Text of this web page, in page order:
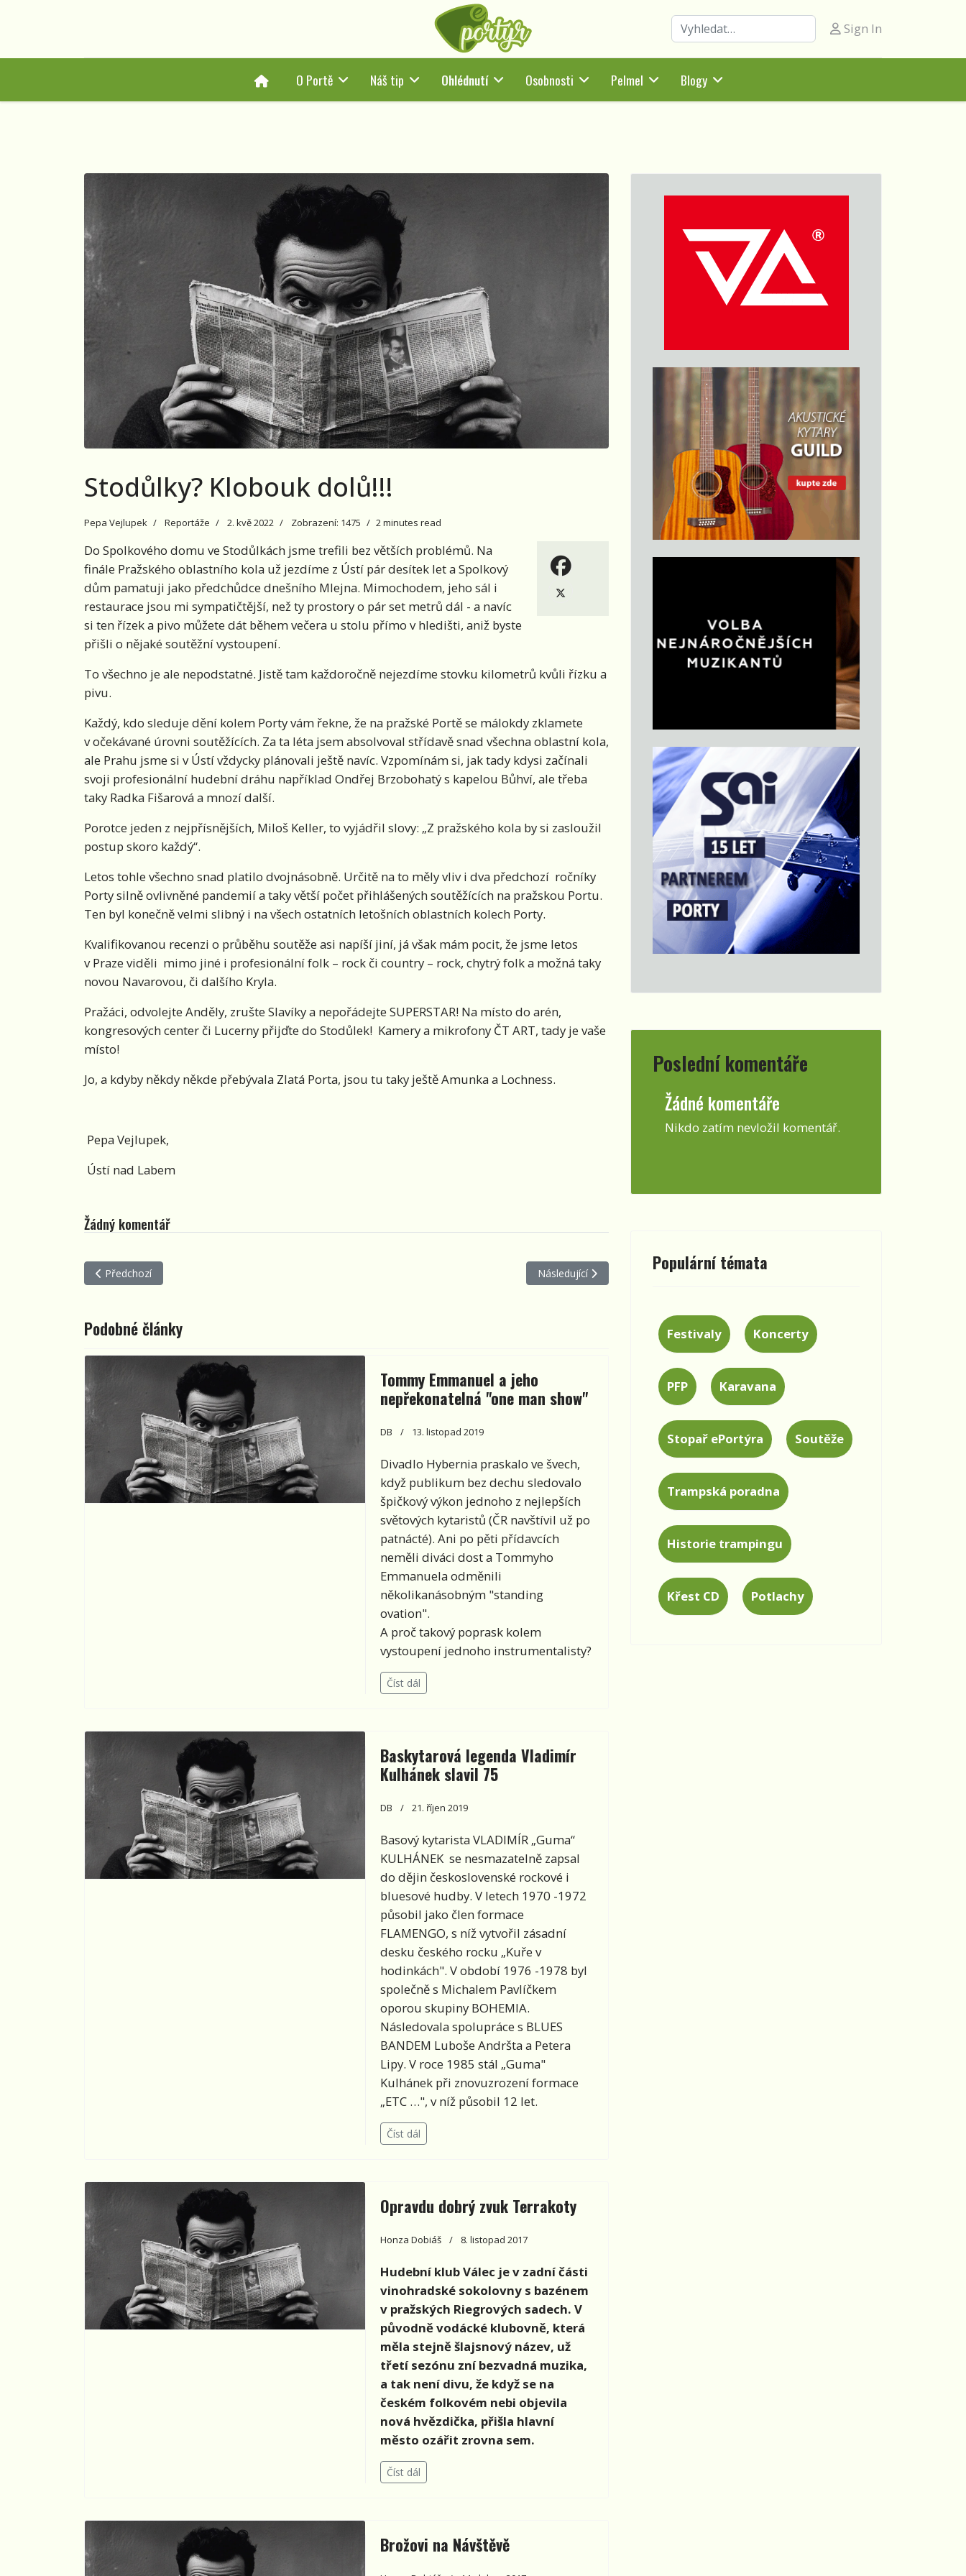
Hledat Sign In
HomeO Portě Náš tip Ohlédnutí Osobnosti Pelmel Blogy
Stodůlky? Klobouk dolů!!!
Pepa Vejlupek Reportáže 2. kvě 2022 Zobrazení: 1475 2 minutes read
Do Spolkového domu ve Stodůlkách jsme trefili bez větších problémů. Na
finále Pražského oblastního kola už jezdíme z Ústí pár desítek let a Spolkový
dům pamatuji jako předchůdce dnešního Mlejna. Mimochodem, jeho sál i
restaurace jsou mi sympatičtější, než ty prostory o pár set metrů dál - a navíc
si ten řízek a pivo můžete dát během večera u stolu přímo v hledišti, aniž byste
přišli o nějaké soutěžní vystoupení.
To všechno je ale nepodstatné. Jistě tam každoročně nejezdíme stovku kilometrů kvůli řízku a
pivu.
Každý, kdo sleduje dění kolem Porty vám řekne, že na pražské Portě se málokdy zklamete
v očekávané úrovni soutěžících. Za ta léta jsem absolvoval střídavě snad všechna oblastní kola,
ale Prahu jsme si v Ústí vždycky plánovali ještě navíc. Vzpomínám si, jak tady kdysi začínali
svoji profesionální hudební dráhu například Ondřej Brzobohatý s kapelou Bůhví, ale třeba
taky Radka Fišarová a mnozí další.
Porotce jeden z nejpřísnějších, Miloš Keller, to vyjádřil slovy: „Z pražského kola by si zasloužil
postup skoro každý“.
Letos tohle všechno snad platilo dvojnásobně. Určitě na to měly vliv i dva předchozí ročníky
Porty silně ovlivněné pandemií a taky větší počet přihlášených soutěžících na pražskou Portu.
Ten byl konečně velmi slibný i na všech ostatních letošních oblastních kolech Porty.
Kvalifikovanou recenzi o průběhu soutěže asi napíší jiní, já však mám pocit, že jsme letos
v Praze viděli mimo jiné i profesionální folk – rock či country – rock, chytrý folk a možná taky
novou Navarovou, či dalšího Kryla.
Pražáci, odvolejte Anděly, zrušte Slavíky a nepořádejte SUPERSTAR! Na místo do arén,
kongresových center či Lucerny přijďte do Stodůlek! Kamery a mikrofony ČT ART, tady je vaše
místo!
Jo, a kdyby někdy někde přebývala Zlatá Porta, jsou tu taky ještě Amunka a Lochness.
Pepa Vejlupek,
Ústí nad Labem
Žádný komentář
Předchozí článek: Republikové finále Brány 2022
Předchozí Další článek: Dětská Porta žije a Krumlov je jistota
Následující
Podobné články
Tommy Emmanuel a jeho
nepřekonatelná "one man show"
DB 13. listopad 2019
Divadlo Hybernia praskalo ve švech,
když publikum bez dechu sledovalo
špičkový výkon jednoho z nejlepších
světových kytaristů (ČR navštívil už po
patnácté). Ani po pěti přídavcích
neměli diváci dost a Tommyho
Emmanuela odměnili
několikanásobným "standing
ovation".
A proč takový poprask kolem
vystoupení jednoho instrumentalisty?
Číst dál
Baskytarová legenda Vladimír
Kulhánek slavil 75
DB 21. říjen 2019
Basový kytarista VLADIMÍR „Guma“
KULHÁNEK se nesmazatelně zapsal
do dějin československé rockové i
bluesové hudby. V letech 1970 -1972
působil jako člen formace
FLAMENGO, s níž vytvořil zásadní
desku českého rocku „Kuře v
hodinkách". V období 1976 -1978 byl
společně s Michalem Pavlíčkem
oporou skupiny BOHEMIA.
Následovala spolupráce s BLUES
BANDEM Luboše Andršta a Petera
Lipy. V roce 1985 stál „Guma"
Kulhánek při znovuzrození formace
„ETC …", v níž působil 12 let.
Číst dál
Opravdu dobrý zvuk Terrakoty
Honza Dobiáš 8. listopad 2017
Hudební klub Válec je v zadní části
vinohradské sokolovny s bazénem
v pražských Riegrových sadech. V
původně vodácké klubovně, která
měla stejně šlajsnový název, už
třetí sezónu zní bezvadná muzika,
a tak není divu, že když se na
českém folkovém nebi objevila
nová hvězdička, přišla hlavní
město ozářit zrovna sem.
Číst dál
Brožovi na Návštěvě
Poslední komentáře
Žádné komentáře
Nikdo zatím nevložil komentář.
Populární témata
Festivaly Koncerty
PFP Karavana
Stopař ePortýra Soutěže
Trampská poradna
Historie trampingu
Křest CD Potlachy